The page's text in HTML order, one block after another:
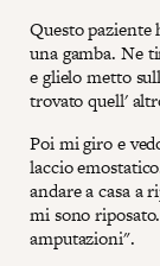
Questo paziente
una gamba. Ne
e glielo metto
trovato quell'
Poi mi giro e
laccio
andare a casa a
mi sono
amputazioni".